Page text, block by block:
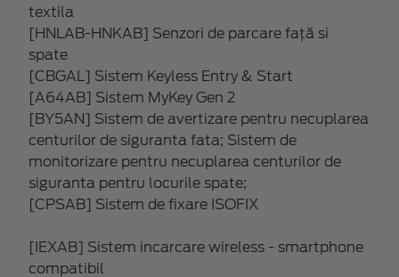
textila
[HNLAB-HNKAB] Senzori de parcare față si
spate
[CBGAL] Sistem Keyless Entry & Start
[A64AB] Sistem MyKey Gen 2
[BY5AN] Sistem de avertizare pentru necuplarea
centurilor de siguranta fata; Sistem de
monitorizare pentru necuplarea centurilor de
siguranta pentru locurile spate;
[CPSAB] Sistem de fixare ISOFIX
[IEXAB] Sistem incarcare wireless - smartphone
compatibil